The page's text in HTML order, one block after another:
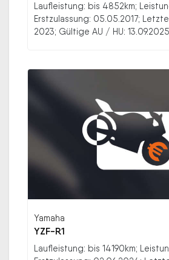
Laufleistung: bis 4852km;
Erstzulassung: 05.05.2017;
2023; Gültige AU / HU: 13.09.2025
Yamaha
YZF-R1
Laufleistung: bis 14190km;